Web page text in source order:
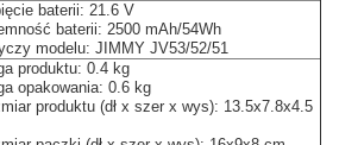
baterii: 21.6 V
baterii: 2500 mAh/54Wh
modelu: JIMMY JV53/52/51
produktu: 0.4 kg
opakowania: 0.6 kg
produktu (dł x szer x wys): 13.5x7.8x4.5